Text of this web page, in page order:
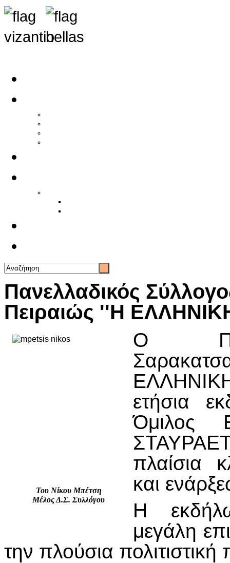
Πανελλαδικός
Πειραιώς ''Η
Του Νίκου Μπέτση
Μέλος Δ.Σ. Συλλόγου
Ο
ετήσια
Όμιλος
πλαίσια
και
Η
μεγάλη
την πλούσια